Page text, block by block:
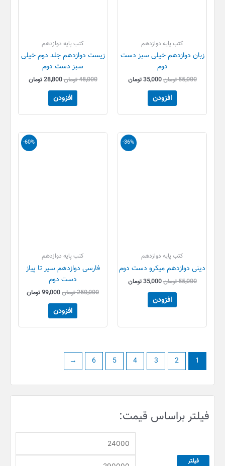
فیلتر براساس قیمت:
د
ل
فیلتر
کتب پایه دوازدهم
زبان دوازدهم خیلی سبز دست
دوم
55,000تومان35,000تومان
افزودن
کتب پایه دوازدهم
زیست دوازدهم جلد دوم خیلی
سبز دست دوم
48,000تومان28,800تومان
افزودن
-36%
کتب پایه دوازدهم
دینی دوازدهم میکرو دست دوم
55,000تومان
قیمت
55,000 تومان
35,000تومان
قیمت
فعلی
افزودن
-60%
کتب پایه دوازدهم
فارسی دوازدهم سیر تا پیاز
دست دوم
250,000تومان
قیمت
250,000 تومان
99,000تومان
قیمت
فعلی
افزودن
1
2
3
4
5
6
←